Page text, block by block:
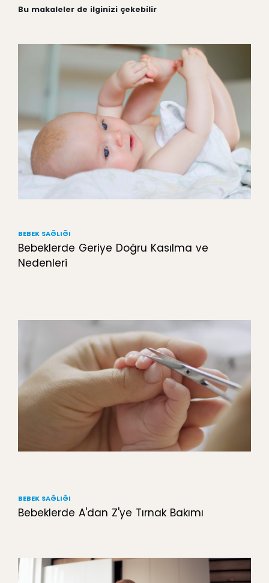
Bu makaleler de ilginizi çekebilir
BEBEK SAĞLIĞI
Bebeklerde Geriye Doğru Kasılma ve
Nedenleri
BEBEK SAĞLIĞI
Bebeklerde A'dan Z'ye Tırnak Bakımı